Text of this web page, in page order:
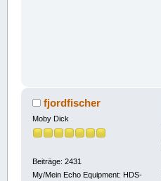
fjordfischer
Moby Dick
Beiträge: 2431
My/Mein Echo Equipment: HDS-